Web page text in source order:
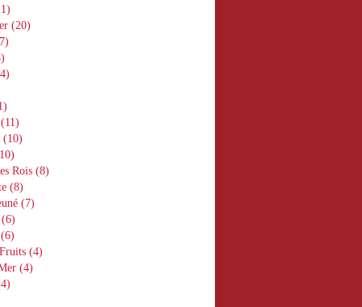
(20)
(11)
(10)
Rois (8)
(8)
(7)
(6)
(6)
(4)
(4)